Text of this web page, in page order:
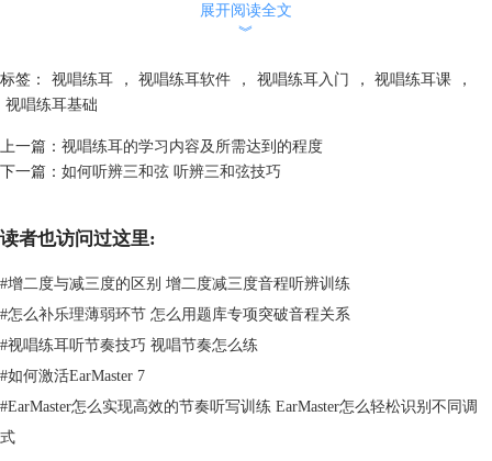
图2 EarMaster
二、有哪些适合孩子学习的视唱练耳教程
视唱练耳是一项长期的学习的课程，一般很多培训机构都有专门的课程和
老师陪练，但是学习费用成本和时间成本无疑对大多数家长来说是很大的
负担，那么有哪些适合孩子在学习的练耳教程呢？
其实市面上的练耳课程五花八门，随便到图书城或者电子书城下载，一搜
展开阅读全文
︾
标签： 视唱练耳 ， 视唱练耳软件 ， 视唱练耳入门 ， 视唱练耳课
，
视唱练耳基础
上一篇： 视唱练耳的学习内容及所需达到的程度
下一篇： 如何听辨三和弦 听辨三和弦技巧
读者也访问过这里:
#增二度与减三度的区别 增二度减三度音程听辨训练
#怎么补乐理薄弱环节 怎么用题库专项突破音程关系
#视唱练耳听节奏技巧 视唱节奏怎么练
#如何激活EarMaster 7
#EarMaster怎么实现高效的节奏听写训练 EarMaster怎么轻松识别不同调
式